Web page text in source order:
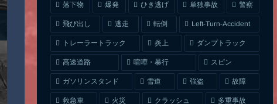
落下物 爆発 ひき逃げ 単独事故 警察
飛び出し 逃走 転倒 Left-Turn-Accident
トレーラートラック 炎上 ダンプトラック
高速道路 喧嘩・暴行 スピン
ガソリンスタンド 雪道 強盗 故障
救急車 火災 クラッシュ 多重事故